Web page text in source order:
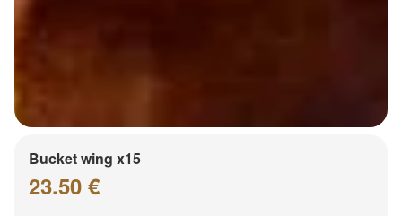
Bucket wing x15
23.50 €